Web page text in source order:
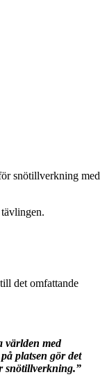
snötillverkning med
det omfattande
världen med
platsen gör det
snötillverkning.”